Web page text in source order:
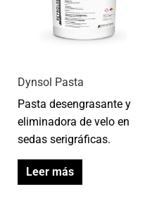
Dynsol Pasta
Pasta desengrasante y
eliminadora de velo en
sedas serigráficas.
Leer más